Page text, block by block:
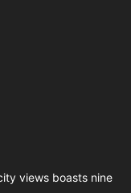
views boasts nine